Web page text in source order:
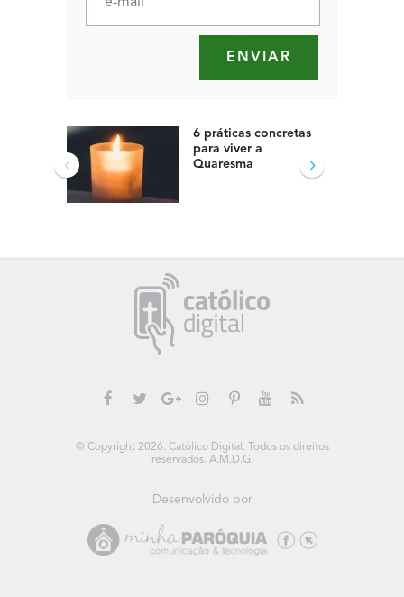
6 práticas concretas
para viver a
Quaresma
‹ ›
© Copyright 2026. Católico Digital. Todos os direitos
reservados. A.M.D.G.
Desenvolvido por